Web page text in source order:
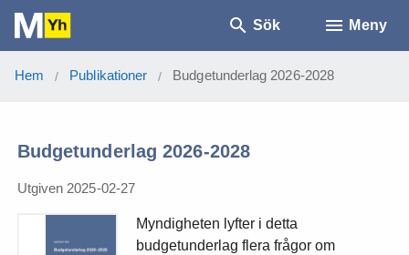
Sök Meny
Hem / Publikationer / Budgetunderlag 2026-2028
Budgetunderlag 2026-2028
Utgiven 2025-02-27
Myndigheten lyfter i detta
budgetunderlag flera frågor om